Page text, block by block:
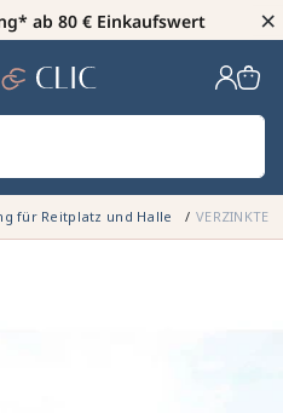
ab 80 € Einkaufswert ×
für Reitplatz und Halle VERZINKTE